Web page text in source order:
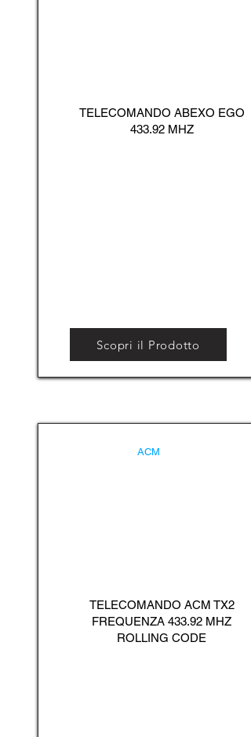
TELECOMANDO ABEXO EGO
433.92 MHZ
Scopri il Prodotto
ACM
TELECOMANDO ACM TX2
FREQUENZA 433.92 MHZ
ROLLING CODE